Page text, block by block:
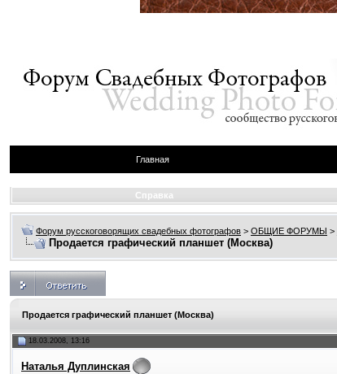
Главная
Справка
Форум русскоговорящих свадебных фотографов > ОБЩИЕ ФОРУМЫ >
Продается графический планшет (Москва)
Продается графический планшет (Москва)
18.03.2008, 13:16
Наталья Дуплинская